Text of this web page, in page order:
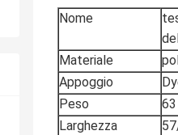
Nome
Materiale
Appoggio
Peso
63
Larghezza